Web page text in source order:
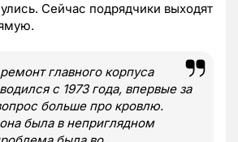
Сейчас подрядчики выходят
главного корпуса
с 1973 года, впервые за
больше про кровлю.
была в неприглядном